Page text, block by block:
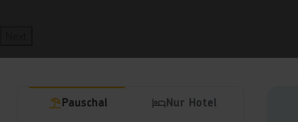
Pauschal Nur Hotel